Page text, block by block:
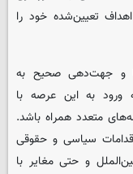
تعیین‌شده خود را
و جهت‌دهی صحیح به
به این عرصه با
متعدد همراه باشد.
سیاسی و حقوقی
و حتی مغایر با